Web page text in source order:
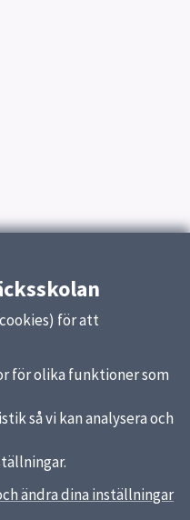
för att
för olika funktioner som
så vi kan analysera och
ändra dina inställningar